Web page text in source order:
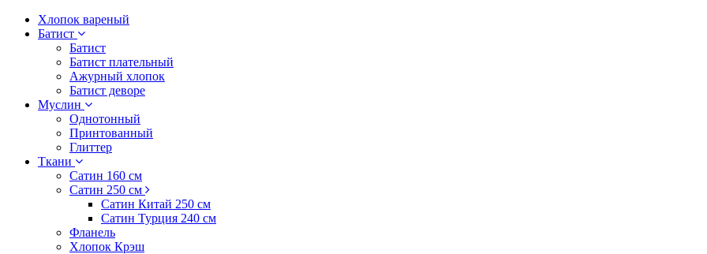
Хлопок вареный
Батист
Батист
Батист плательный
Ажурный хлопок
Батист деворе
Муслин
Однотонный
Принтованный
Глиттер
Ткани
Сатин 160 см
Сатин 250 см
Сатин Китай 250 см
Сатин Турция 240 см
Фланель
Хлопок Крэш